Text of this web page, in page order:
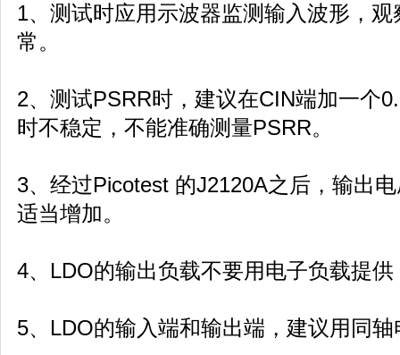
1、测试时应用示波器监测输入波形，
常。
2、测试PSRR时，建议在CIN端加一个
时不稳定，不能准确测量PSRR。
3、经过Picotest 的J2120A之后，输出
适当增加。
4、LDO的输出负载不要用电子负载提
5、LDO的输入端和输出端，建议用同